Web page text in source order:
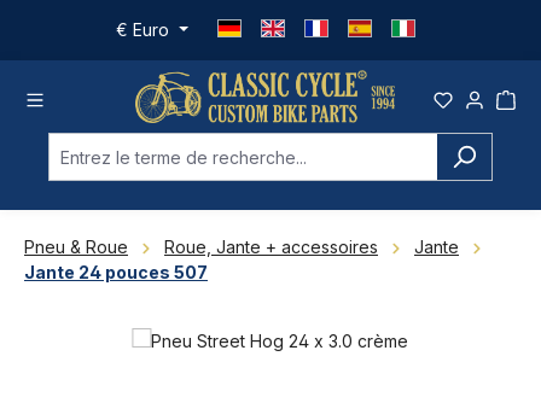
Passer au contenu principal
€ Euro
Pneu & Roue Roue, Jante + accessoires
Jante
Jante 24 pouces 507
Ignorer la galerie d'images